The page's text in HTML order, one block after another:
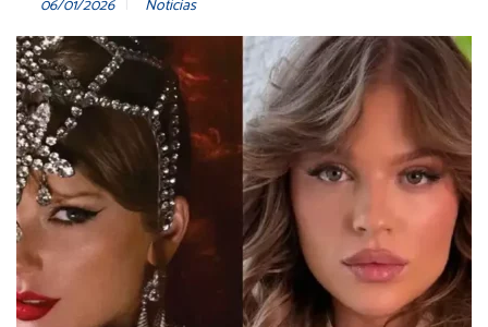
06/01/2026 Notícias